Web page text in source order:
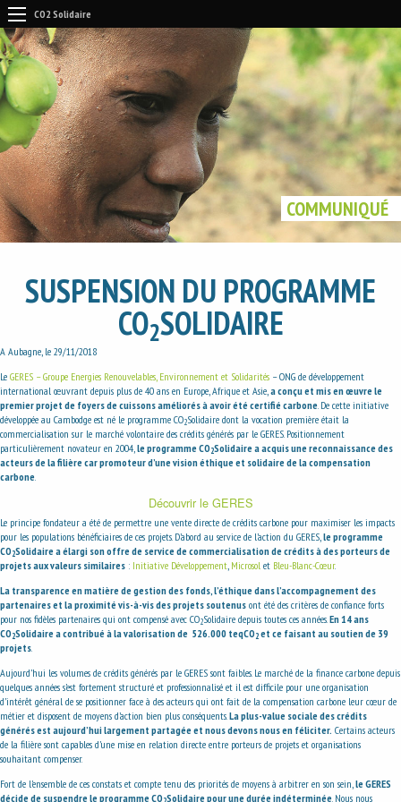
CO2 Solidaire
COMMUNIQUÉ
SUSPENSION DU PROGRAMME
CO2SOLIDAIRE
A Aubagne, le 29/11/2018
Le GERES – Groupe Energies Renouvelables, Environnement et Solidarités – ONG de développement
international œuvrant depuis plus de 40 ans en Europe, Afrique et Asie,a conçu et mis en œuvre le
premier projet de foyers de cuissons améliorés à avoir été certifié carbone. De cette initiative
développée au Cambodge est né le programme CO2Solidaire dont la vocation première était la
commercialisation sur le marché volontaire des crédits générés par le GERES. Positionnement
particulièrement novateur en 2004,le programme CO2Solidaire a acquis une reconnaissance des
acteurs de la filière car promoteur d’une vision éthique et solidaire de la compensation
carbone.
Découvrir le GERES
Le principe fondateur a été de permettre une vente directe de crédits carbone pour maximiser les impacts
pour les populations bénéficiaires de ces projets. D’abord au service de l’action du GERES,le programme
CO2Solidaire a élargi son offre de service de commercialisation de crédits à des porteurs de
projets aux valeurs similaires : Initiative Développement, Microsol et Bleu-Blanc-Cœur.
La transparence en matière de gestion des fonds, l’éthique dans l’accompagnement des
partenaires et la proximité vis-à-vis des projets soutenus ont été des critères de confiance forts
pour nos fidèles partenaires qui ont compensé avec CO2Solidaire depuis toutes ces années.En 14 ans
CO2Solidaire a contribué à la valorisation de 526.000 teqCO2et ce faisant au soutien de 39
projets.
Aujourd’hui les volumes de crédits générés par le GERES sont faibles. Le marché de la finance carbone depuis
quelques années s’est fortement structuré et professionnalisé et il est difficile pour une organisation
d’intérêt général de se positionner face à des acteurs qui ont fait de la compensation carbone leur cœur de
métier et disposent de moyens d’action bien plus conséquents.La plus-value sociale des crédits
générés est aujourd’hui largement partagée et nous devons nous en féliciter. Certains acteurs
de la filière sont capables d’une mise en relation directe entre porteurs de projets et organisations
souhaitant compenser.
Fort de l’ensemble de ces constats et compte tenu des priorités de moyens à arbitrer en son sein,le GERES
décide de suspendre le programme CO Solidaire pour une durée indéterminée. Nous nous